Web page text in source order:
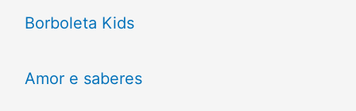
Borboleta Kids
Amor e saberes